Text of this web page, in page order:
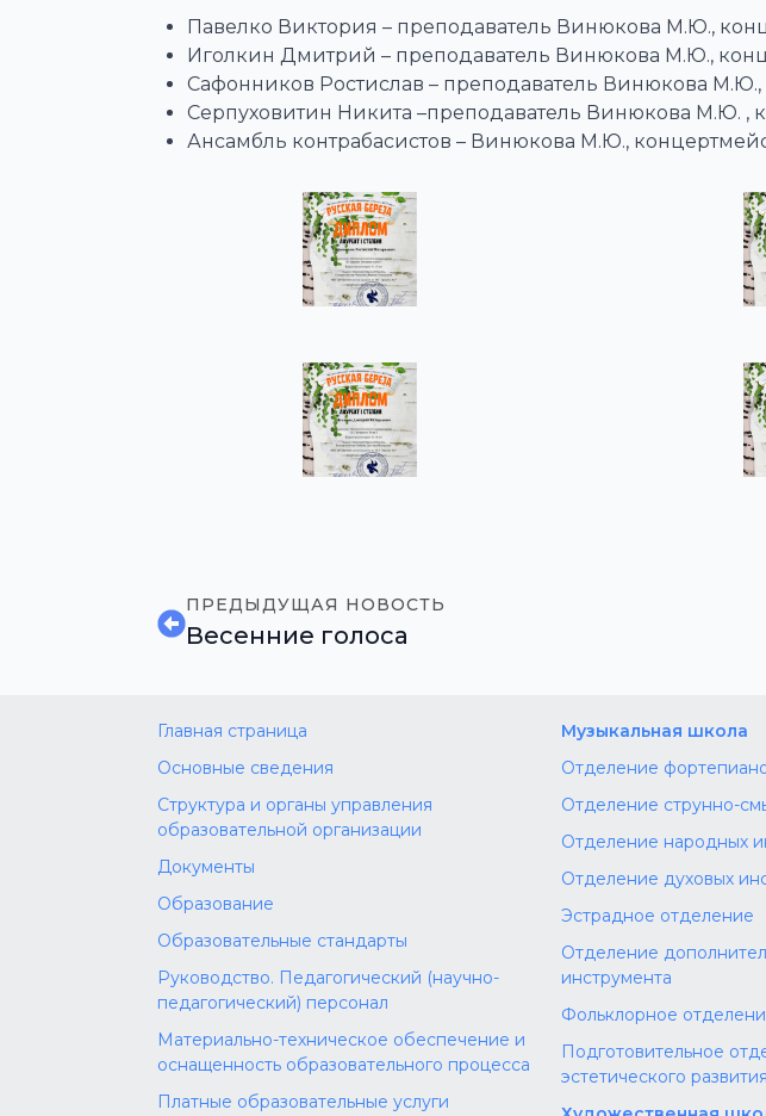
Павелко Виктория – преподаватель Винюкова М.Ю.,
Иголкин Дмитрий – преподаватель Винюкова М.Ю.,
Сафонников Ростислав – преподаватель Винюкова
Серпуховитин Никита –преподаватель Винюкова М.Ю. ,
Ансамбль контрабасистов – Винюкова М.Ю.,
ПРЕДЫДУЩАЯ НОВОСТЬ
Весенние голоса
Главная страница
Основные сведения
Структура и органы управления
образовательной организации
Документы
Образование
Образовательные стандарты
Руководство. Педагогический (научно-
педагогический) персонал
Материально-техническое обеспечение и
оснащенность образовательного процесса
Платные образовательные услуги
Музыкальная школа
Отделение
Отделение струнно-
Отделение народных
Отделение духовых
Эстрадное отделение
Отделение
инструмента
Фольклорное
Подготовительное
эстетического развития